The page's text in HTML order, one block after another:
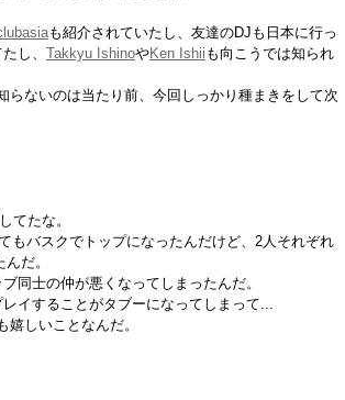
も紹介されていたし、友達のDJも日本に行っ
し、 Takkyu IshinoやKen Ishii も向こうでは知られ
ないのは当たり前、今回しっかり種まきをして次
てたな。
もバスクでトップになったんだけど、2人それぞれ
だ。
同士の仲が悪くなってしまったんだ。
イすることがタブーになってしまって...
しいことなんだ。